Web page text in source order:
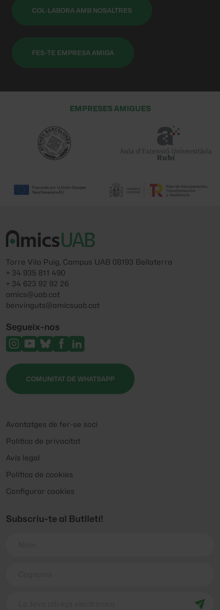
COL·LABORA AMB NOSALTRES
FES-TE EMPRESA AMIGA
EMPRESES AMIGUES
Torre Vila Puig, Campus UAB 08193 Bellaterra
+ 34 935 811 490
+ 34 623 92 92 26
amics@uab.cat
benvinguts@amicsuab.cat
Segueix-nos
COMUNITAT DE WHATSAPP
Avantatges de fer-se soci
Politica de privacitat
Avís legal
Politica de cookies
Configurar cookies
Subscriu-te al Butlletí!